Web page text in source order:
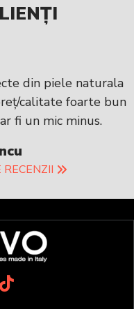
din piele naturala
calitate foarte bun
fi un mic minus.